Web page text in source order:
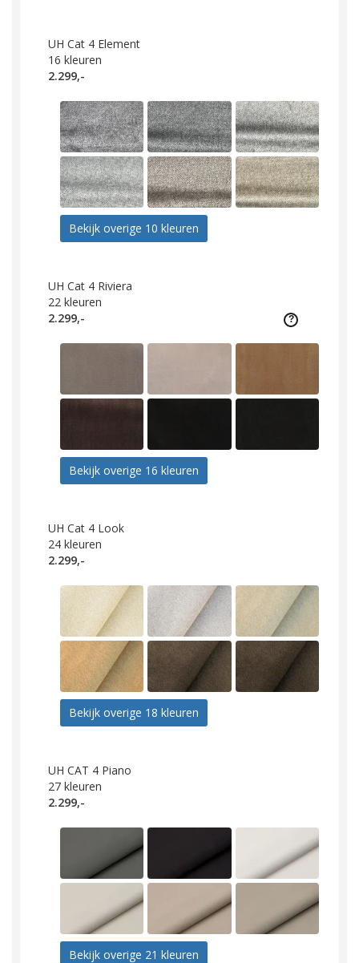
UH Cat 4 Element
16 kleuren
2.299,-
Bekijk overige 10 kleuren
UH Cat 4 Riviera
22 kleuren
2.299,-
Bekijk overige 16 kleuren
UH Cat 4 Look
24 kleuren
2.299,-
Bekijk overige 18 kleuren
UH CAT 4 Piano
27 kleuren
2.299,-
Bekijk overige 21 kleuren